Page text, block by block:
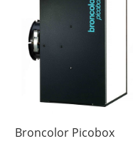
Broncolor Picobox